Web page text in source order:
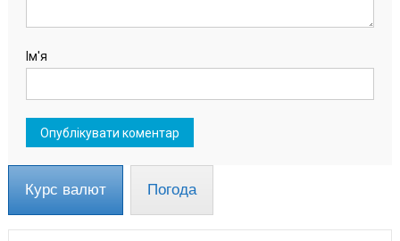
Ім'я
Курс валют Погода